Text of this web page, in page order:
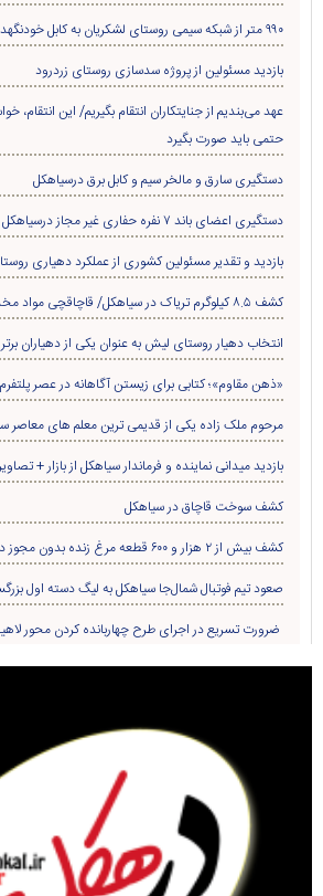
۹۹۰ متر از شبکه سیمی روستای لشکریان به کابل خودنگهدار ارتقاء یافت
بازدید مسئولین از پروژه سدسازی روستای زردرود
عهد می‌بندیم از جنایتکاران انتقام بگیریم/ این
حتمی باید صورت بگیرد
دستگیری سارق و مالخر سیم و کابل برق درسیاهکل
دستگیری اعضای باند ۷ نفره حفاری غير مجاز درسیاهکل
بازدید و تقدیر مسئولین کشوری از عملکرد دهیاری
کشف ۸.۵ کیلوگرم تریاک در سیاهکل/ قاچاقچی مواد مخدر دستگیر شد
انتخاب دهیار روستای لیش به عنوان یکی از دهیاران
«ذهن مقاوم»؛ کتابی برای زیستن آگاهانه در عصر
مرحوم ملک زاده یکی از قدیمی ترین معلم های معاصر
بازدید میدانی نماینده و فرماندار سیاهکل از بازار + تصاویر
کشف سوخت قاچاق در سياهکل
کشف بیش از ۲ هزار و ۶۰۰ قطعه مرغ زنده بدون مجوز در سیاهکل
صعود تیم فوتبال شمال‌جا‌ سیاهکل به لیگ دسته اول
ضرورت تسریع در اجرای طرح چهاربانده کردن محور